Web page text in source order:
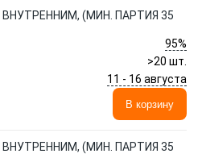
ВНУТРЕННИМ, (МИН. ПАРТИЯ 35
95%
>20 шт.
11 - 16 августа
В корзину
ВНУТРЕННИМ, (МИН. ПАРТИЯ 35